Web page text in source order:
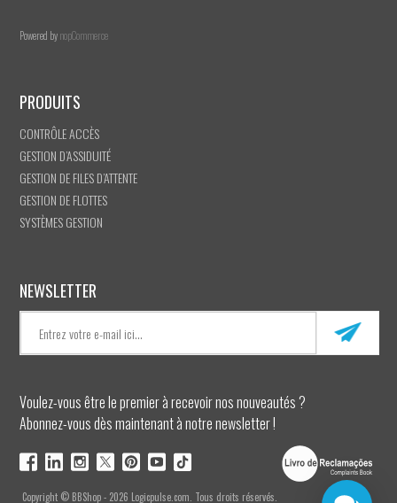
Powered bynopCommerce
PRODUITS
CONTRÔLE ACCÈS
GESTION D’ASSIDUITÉ
GESTION DE FILES D’ATTENTE
GESTION DE FLOTTES
SYSTÈMES GESTION
NEWSLETTER
Voulez-vous être le premier à recevoir nos nouveautés ?
Abonnez-vous dès maintenant à notre newsletter !
Copyright © BBShop - 2026 Logicpulse.com. Tous droits réservés.